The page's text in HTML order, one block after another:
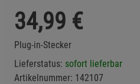
34,99 €
Plug-in-Stecker
Lieferstatus: sofort lieferbar
Artikelnummer: 142107